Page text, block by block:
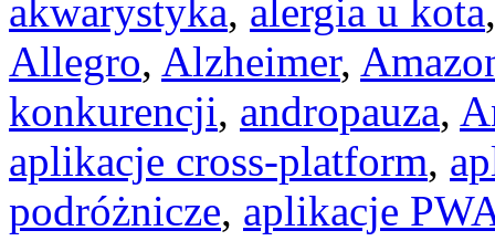
akwarystyka, alergia u kota
Allegro, Alzheimer,
konkurencji, andropauza,
aplikacje cross-platform,
podróżnicze, aplikacje